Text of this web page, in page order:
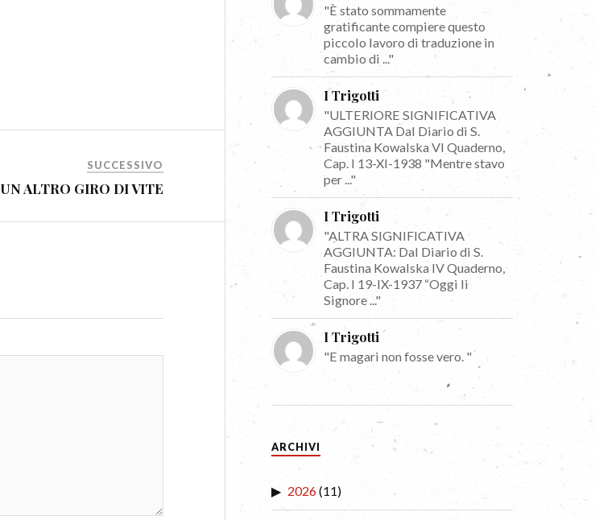
SUCCESSIVO
UN ALTRO GIRO DI VITE
"È stato sommamente
gratificante compiere questo
piccolo lavoro di traduzione in
cambio di ..."
I Trigotti
"ULTERIORE SIGNIFICATIVA
AGGIUNTA Dal Diario di S.
Faustina Kowalska VI Quaderno,
Cap. I 13-XI-1938 "Mentre stavo
per ..."
I Trigotti
"ALTRA SIGNIFICATIVA
AGGIUNTA: Dal Diario di S.
Faustina Kowalska IV Quaderno,
Cap. I 19-IX-1937 “Oggi li
Signore ..."
I Trigotti
"E magari non fosse vero. "
ARCHIVI
2026(11)